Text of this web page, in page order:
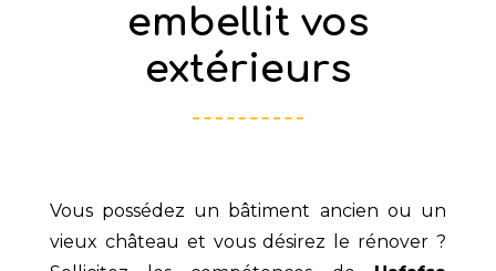
embellit vos
extérieurs
Vous possédez un bâtiment ancien ou un
vieux château et vous désirez le rénover ?